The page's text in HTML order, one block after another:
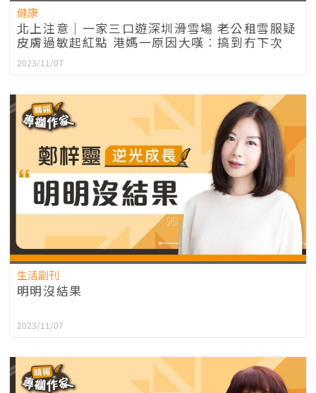
健康
北上注意｜一家三口遊深圳滑雪場 老公租雪服疑
皮膚過敏起紅點 港媽一原因大嘆︰搞到冇下次
2023/11/07
生活副刊
明明沒結果
2023/11/07